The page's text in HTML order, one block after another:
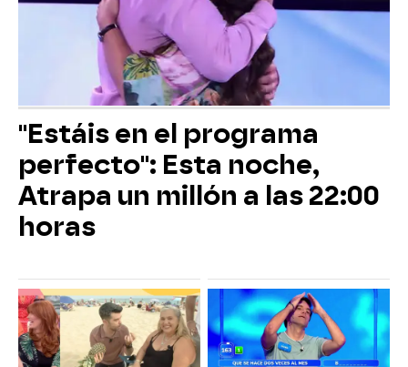
"Estáis en el programa
perfecto": Esta noche,
Atrapa un millón a las 22:00
horas